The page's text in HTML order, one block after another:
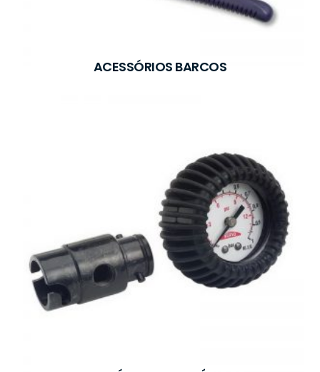
ACESSÓRIOS BARCOS